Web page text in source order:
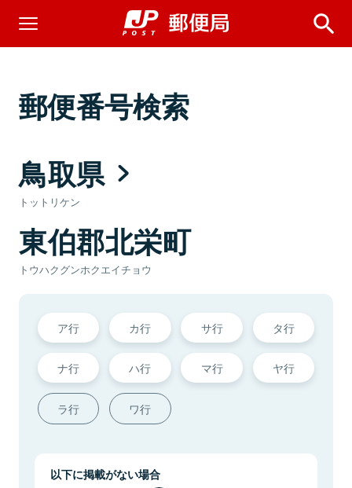
郵便番号検索
鳥取県
トットリケン
東伯郡北栄町
トウハクグンホクエイチョウ
ア行 カ行 サ行 タ行
ナ行 ハ行 マ行 ヤ行
ラ行 ワ行
以下に掲載がない場合